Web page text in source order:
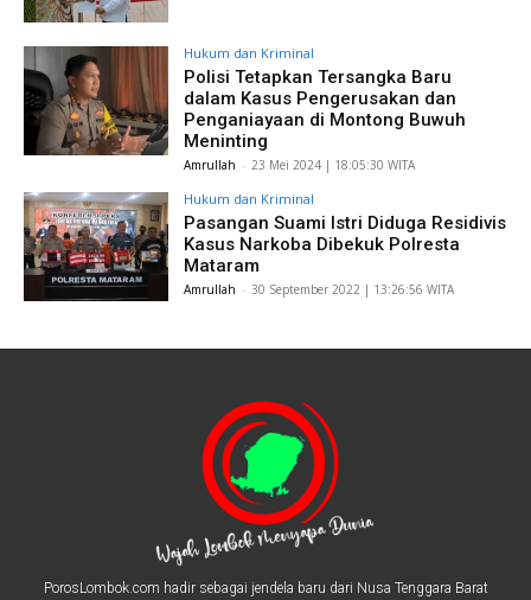
Hukum dan Kriminal
Polisi Tetapkan Tersangka Baru
dalam Kasus Pengerusakan dan
Penganiayaan di Montong Buwuh
Meninting
Amrullah - ​23 Mei 2024 | 18:05:30 WITA
Hukum dan Kriminal
Pasangan Suami Istri Diduga Residivis
Kasus Narkoba Dibekuk Polresta
Mataram
Amrullah - ​30 September 2022 | 13:26:56 WITA
PorosLombok.com hadir sebagai jendela baru dari Nusa Tenggara Barat